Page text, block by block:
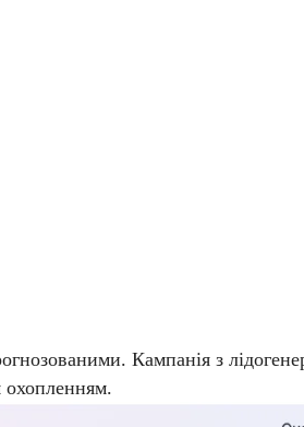
Кампанія з
охопленням.